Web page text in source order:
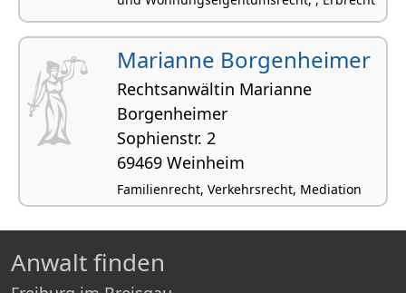
Marianne Borgenheimer
Rechtsanwältin Marianne
Borgenheimer
Sophienstr. 2
69469 Weinheim
Familienrecht, Verkehrsrecht, Mediation
Anwalt finden